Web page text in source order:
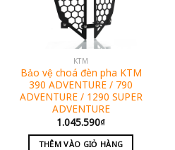
KTM
Bảo vệ choá đèn pha KTM
390 ADVENTURE / 790
ADVENTURE / 1290 SUPER
ADVENTURE
1.045.590₫
THÊM VÀO GIỎ HÀNG